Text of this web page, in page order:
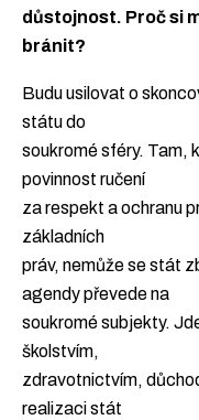
důstojnost. Proč si
bránit?
Budu usilovat o
státu do
soukromé sféry. Tam,
povinnost ručení
za respekt a ochranu
základních
práv, nemůže se stát
agendy převede na
soukromé subjekty.
školstvím,
zdravotnictvím,
realizaci stát